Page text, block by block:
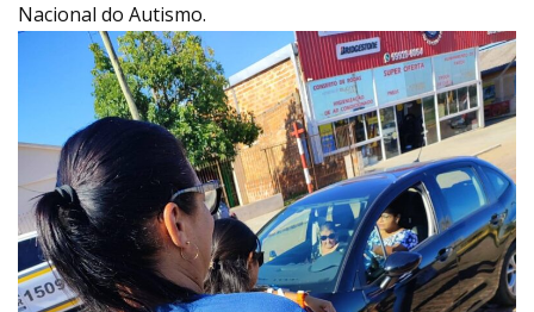
Nacional do Autismo.